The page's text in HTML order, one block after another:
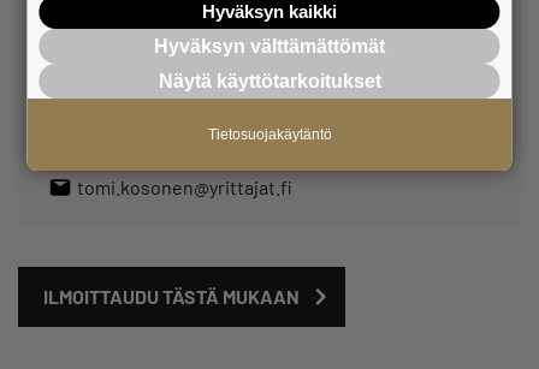
Tomi Kosonen
yhteisömanageri
tomi.kosonen@yrittajat.fi
ILMOITTAUDU TÄSTÄ MUKAAN
Hyväksyn kaikki
Hyväksyn välttämättömät
Näytä käyttötarkoitukset
Tietosuojakäytäntö